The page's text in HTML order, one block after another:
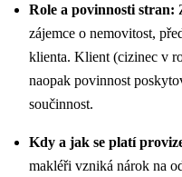
Role a povinnosti stran:
zájemce o nemovitost,
klienta. Klient (cizinec v
naopak povinnost
součinnost.
Kdy a jak se platí
makléři vzniká nárok na